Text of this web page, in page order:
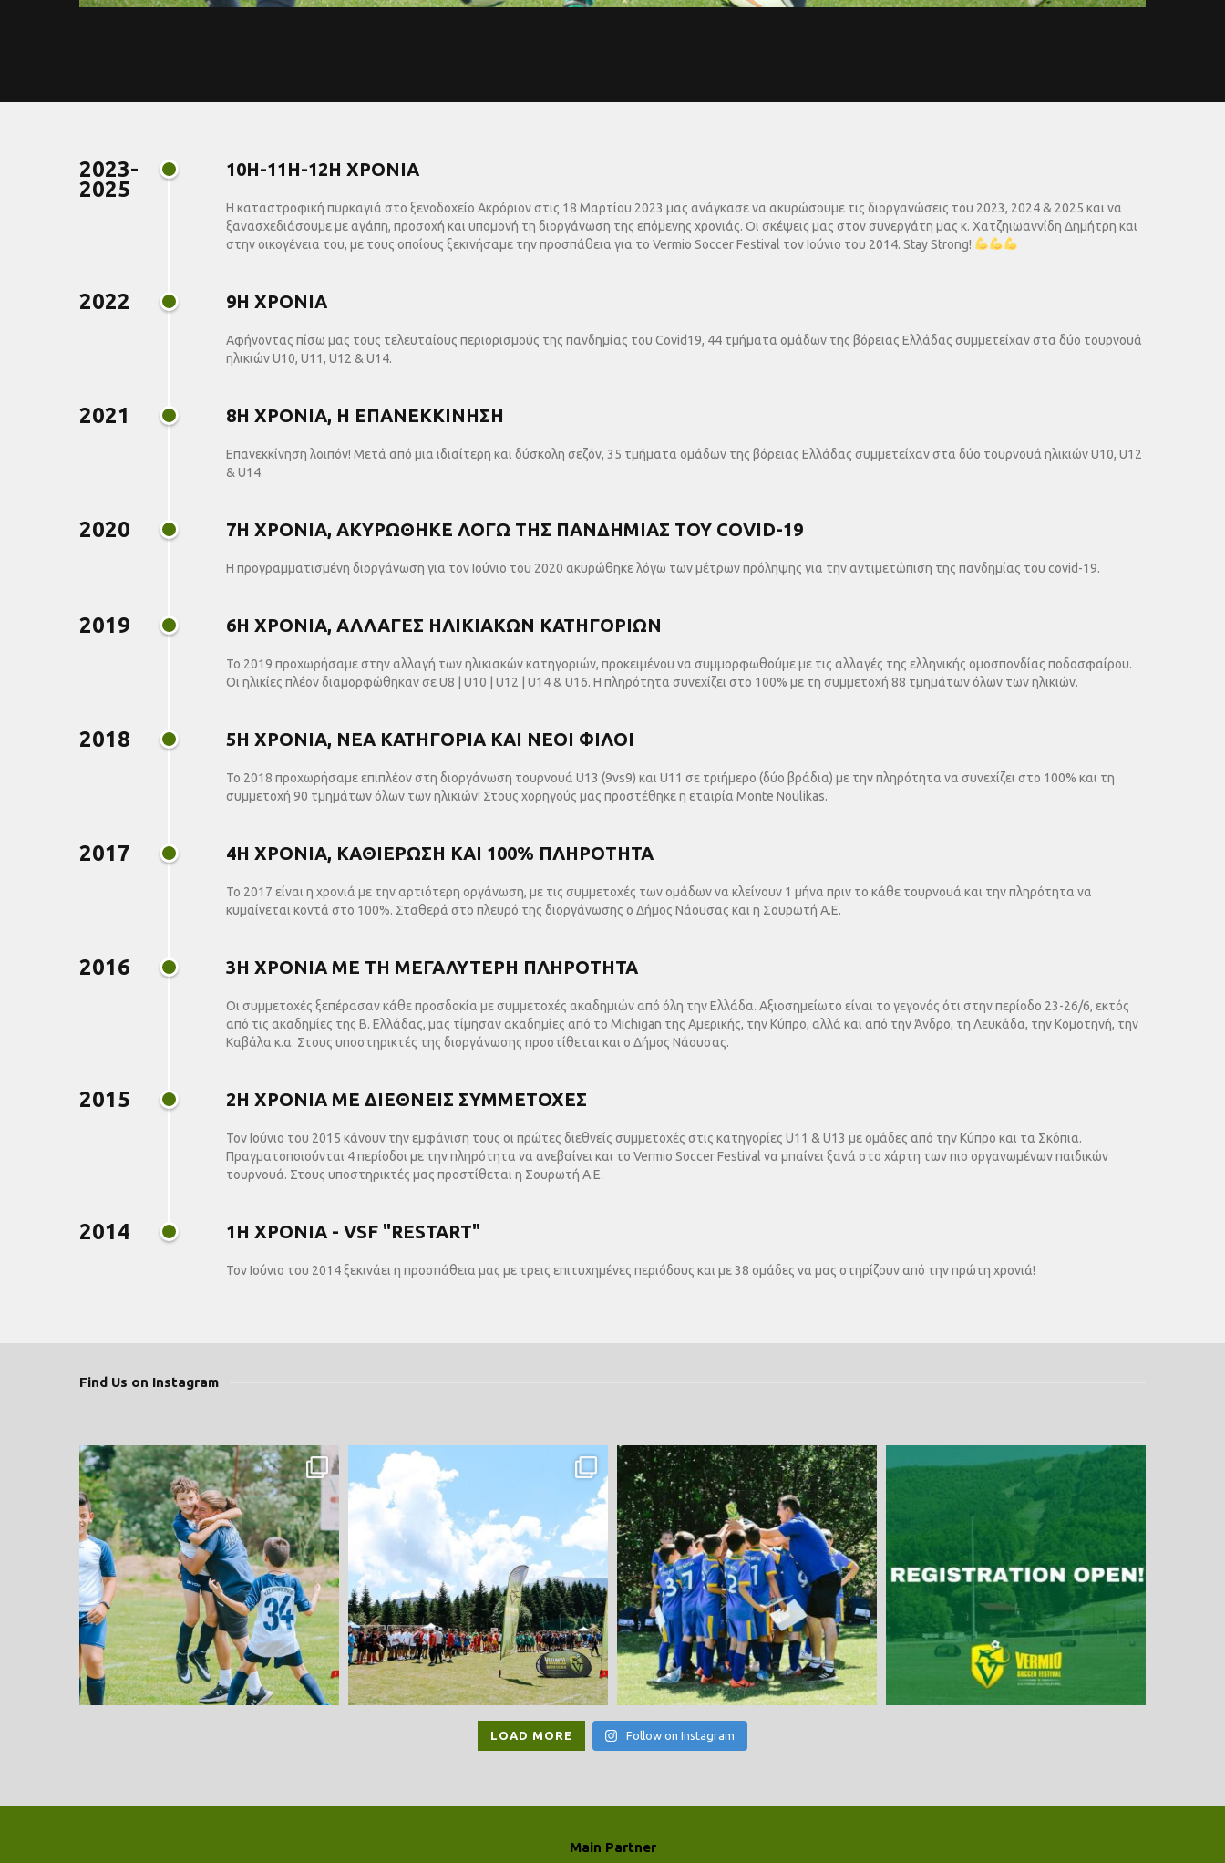
2023-
2025
10Η-11Η-12Η ΧΡΟΝΙΑ
Η καταστροφική πυρκαγιά στο ξενοδοχείο Ακρόριον στις 18 Μαρτίου 2023 μας ανάγκασε να ακυρώσουμε τις διοργανώσεις του 2023, 2024 & 2025 και να
ξανασχεδιάσουμε με αγάπη, προσοχή και υπομονή τη διοργάνωση της επόμενης χρονιάς. Οι σκέψεις μας στον συνεργάτη μας κ. Χατζηιωαννίδη Δημήτρη και
στην οικογένεια του, με τους οποίους ξεκινήσαμε την προσπάθεια για το Vermio Soccer Festival τον Ιούνιο του 2014. Stay Strong!
2022 9Η ΧΡΟΝΙΑ
Αφήνοντας πίσω μας τους τελευταίους περιορισμούς της πανδημίας του Covid19, 44 τμήματα ομάδων της βόρειας Ελλάδας συμμετείχαν στα δύο τουρνουά
ηλικιών U10, U11, U12 & U14.
2021 8Η ΧΡΟΝΙΑ, Η ΕΠΑΝΕΚΚΙΝΗΣΗ
Επανεκκίνηση λοιπόν! Μετά από μια ιδιαίτερη και δύσκολη σεζόν, 35 τμήματα ομάδων της βόρειας Ελλάδας συμμετείχαν στα δύο τουρνουά ηλικιών U10, U12
& U14.
2020 7Η ΧΡΟΝΙΑ, ΑΚΥΡΩΘΗΚΕ ΛΟΓΩ ΤΗΣ ΠΑΝΔΗΜΙΑΣ ΤΟΥ COVID-19
Η προγραμματισμένη διοργάνωση για τον Ιούνιο του 2020 ακυρώθηκε λόγω των μέτρων πρόληψης για την αντιμετώπιση της πανδημίας του covid-19.
2019 6Η ΧΡΟΝΙΑ, ΑΛΛΑΓΕΣ ΗΛΙΚΙΑΚΩΝ ΚΑΤΗΓΟΡΙΩΝ
Το 2019 προχωρήσαμε στην αλλαγή των ηλικιακών κατηγοριών, προκειμένου να συμμορφωθούμε με τις αλλαγές της ελληνικής ομοσπονδίας ποδοσφαίρου.
Οι ηλικίες πλέον διαμορφώθηκαν σε U8 | U10 | U12 | U14 & U16. Η πληρότητα συνεχίζει στο 100% με τη συμμετοχή 88 τμημάτων όλων των ηλικιών.
2018 5Η ΧΡΟΝΙΑ, ΝΕΑ ΚΑΤΗΓΟΡΙΑ ΚΑΙ ΝΕΟΙ ΦΙΛΟΙ
Το 2018 προχωρήσαμε επιπλέον στη διοργάνωση τουρνουά U13 (9vs9) και U11 σε τριήμερο (δύο βράδια) με την πληρότητα να συνεχίζει στο 100% και τη
συμμετοχή 90 τμημάτων όλων των ηλικιών! Στους χορηγούς μας προστέθηκε η εταιρία Monte Noulikas.
2017 4Η ΧΡΟΝΙΑ, ΚΑΘΙΕΡΩΣΗ ΚΑΙ 100% ΠΛΗΡΟΤΗΤΑ
Το 2017 είναι η χρονιά με την αρτιότερη οργάνωση, με τις συμμετοχές των ομάδων να κλείνουν 1 μήνα πριν το κάθε τουρνουά και την πληρότητα να
κυμαίνεται κοντά στο 100%. Σταθερά στο πλευρό της διοργάνωσης ο Δήμος Νάουσας και η Σουρωτή Α.Ε.
2016 3Η ΧΡΟΝΙΑ ΜΕ ΤΗ ΜΕΓΑΛΥΤΕΡΗ ΠΛΗΡΟΤΗΤΑ
Οι συμμετοχές ξεπέρασαν κάθε προσδοκία με συμμετοχές ακαδημιών από όλη την Ελλάδα. Αξιοσημείωτο είναι το γεγονός ότι στην περίοδο 23-26/6, εκτός
από τις ακαδημίες της Β. Ελλάδας, μας τίμησαν ακαδημίες από το Michigan της Αμερικής, την Κύπρο, αλλά και από την Άνδρο, τη Λευκάδα, την Κομοτηνή, την
Καβάλα κ.α. Στους υποστηρικτές της διοργάνωσης προστίθεται και ο Δήμος Νάουσας.
2015 2Η ΧΡΟΝΙΑ ΜΕ ΔΙΕΘΝΕΙΣ ΣΥΜΜΕΤΟΧΕΣ
Τον Ιούνιο του 2015 κάνουν την εμφάνιση τους οι πρώτες διεθνείς συμμετοχές στις κατηγορίες U11 & U13 με ομάδες από την Κύπρο και τα Σκόπια.
Πραγματοποιούνται 4 περίοδοι με την πληρότητα να ανεβαίνει και το Vermio Soccer Festival να μπαίνει ξανά στο χάρτη των πιο οργανωμένων παιδικών
τουρνουά. Στους υποστηρικτές μας προστίθεται η Σουρωτή Α.Ε.
2014 1Η ΧΡΟΝΙΑ - VSF "RESTART"
Τον Ιούνιο του 2014 ξεκινάει η προσπάθεια μας με τρεις επιτυχημένες περιόδους και με 38 ομάδες να μας στηρίζουν από την πρώτη χρονιά!
Find Us on Instagram
LOAD MORE Follow on Instagram
Main Partner